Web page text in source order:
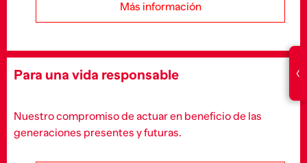
‹
Más información
Para una vida responsable
Nuestro compromiso de actuar en beneficio de las
generaciones presentes y futuras.